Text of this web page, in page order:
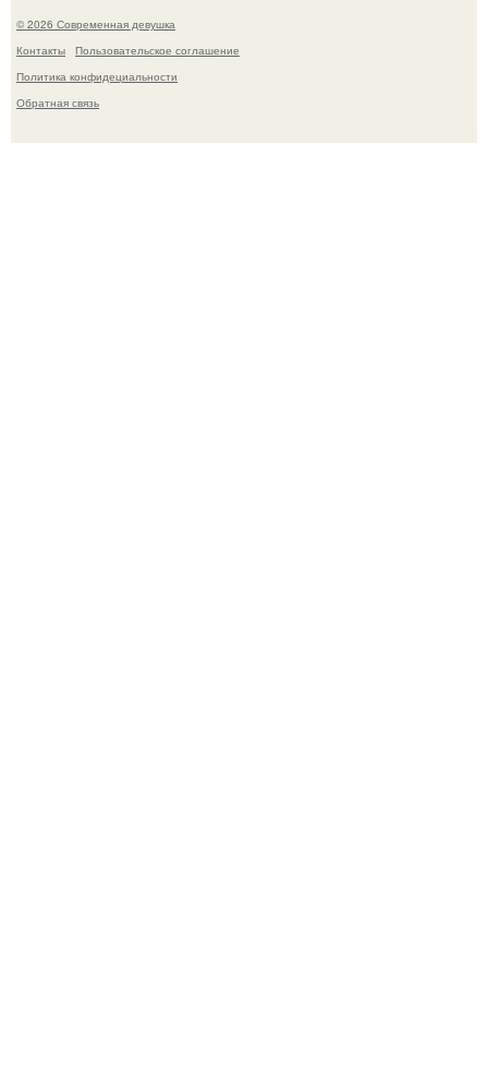
© 2026 Современная девушка
Контакты
Пользовательское соглашение
Политика конфидециальности
Обратная связь